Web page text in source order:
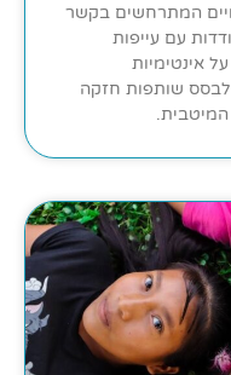
המתרחשים בקשר
עם עייפות
אינטימיות
שותפות חזקה